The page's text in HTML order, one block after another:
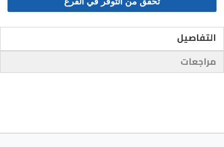
التفاصيل
مراجعات